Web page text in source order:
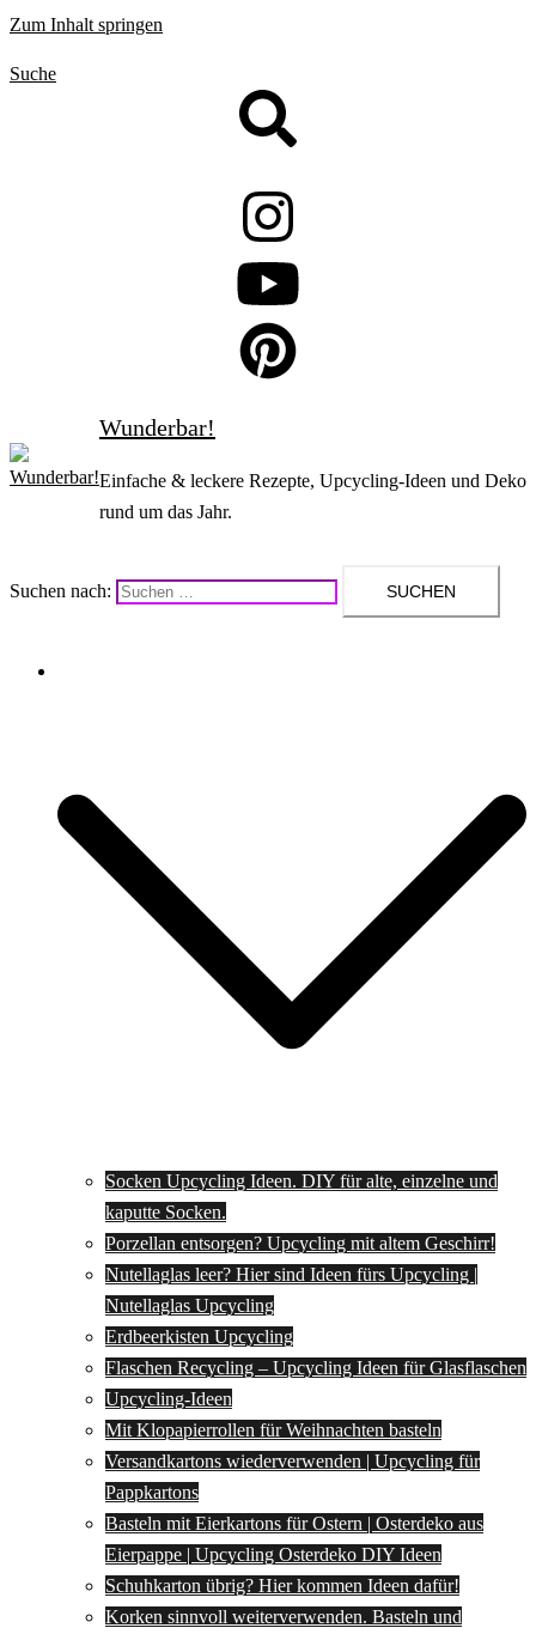
Zum Inhalt springen
Suche
Wunderbar!
Einfache & leckere Rezepte, Upcycling-Ideen und Deko
rund um das Jahr.
Suchen nach:
Socken Upcycling Ideen. DIY für alte, einzelne und
kaputte Socken.
Porzellan entsorgen? Upcycling mit altem Geschirr!
Nutellaglas leer? Hier sind Ideen fürs Upcycling |
Nutellaglas Upcycling
Erdbeerkisten Upcycling
Flaschen Recycling – Upcycling Ideen für Glasflaschen
Upcycling-Ideen
Mit Klopapierrollen für Weihnachten basteln
Versandkartons wiederverwenden | Upcycling für
Pappkartons
Basteln mit Eierkartons für Ostern | Osterdeko aus
Eierpappe | Upcycling Osterdeko DIY Ideen
Schuhkarton übrig? Hier kommen Ideen dafür!
Korken sinnvoll weiterverwenden. Basteln und